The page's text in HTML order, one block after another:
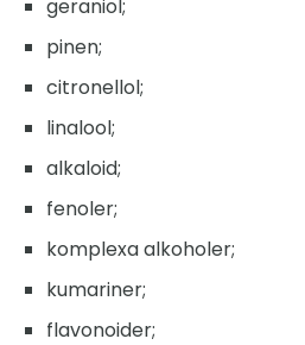
geraniol;
pinen;
citronellol;
linalool;
alkaloid;
fenoler;
komplexa alkoholer;
kumariner;
flavonoider;